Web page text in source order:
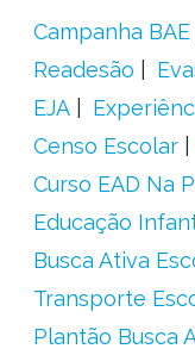
Campanha BAE
Readesão
EJA
Censo Escolar
Curso EAD Na
Educação
Busca Ativa
Transporte
Plantão Busca